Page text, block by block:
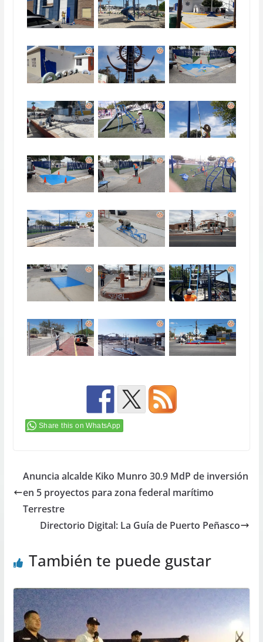
Share this on WhatsApp
Anuncia alcalde Kiko Munro 30.9 MdP de inversión
en 5 proyectos para zona federal marítimo
Terrestre
Directorio Digital: La Guía de Puerto Peñasco
También te puede gustar